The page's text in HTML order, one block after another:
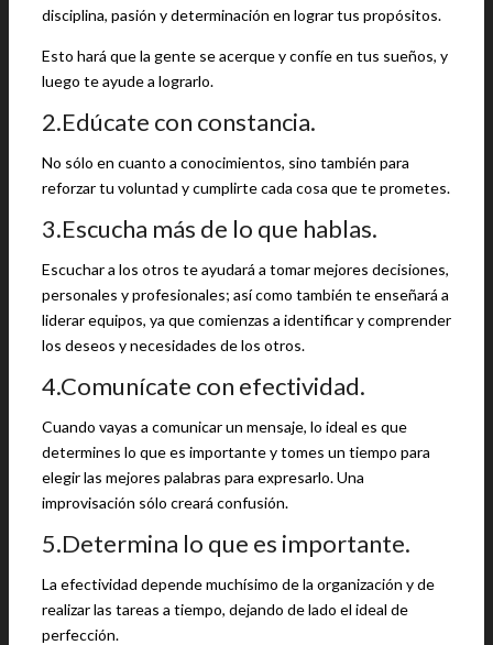
disciplina, pasión y determinación en lograr tus propósitos.
Esto hará que la gente se acerque y confíe en tus sueños, y
luego te ayude a lograrlo.
2.Edúcate con constancia.
No sólo en cuanto a conocimientos, sino también para
reforzar tu voluntad y cumplirte cada cosa que te prometes.
3.Escucha más de lo que hablas.
Escuchar a los otros te ayudará a tomar mejores decisiones,
personales y profesionales; así como también te enseñará a
liderar equipos, ya que comienzas a identificar y comprender
los deseos y necesidades de los otros.
4.Comunícate con efectividad.
Cuando vayas a comunicar un mensaje, lo ideal es que
determines lo que es importante y tomes un tiempo para
elegir las mejores palabras para expresarlo. Una
improvisación sólo creará confusión.
5.Determina lo que es importante.
La efectividad depende muchísimo de la organización y de
realizar las tareas a tiempo, dejando de lado el ideal de
perfección.